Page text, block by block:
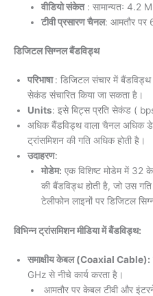
वीडियो संकेत: सामान्यतः 4.2
टीवी प्रसारण चैनल: आमतौर पर
डिजिटल सिग्नल बैंडविड्थ
परिभाषा: डिजिटल संचार में बैंडविड्थ
सेकंड संचारित किया जा सकता है।
Units: इसे बिट्स प्रति सेकंड (
अधिक बैंडविड्थ वाला चैनल अधिक
ट्रांसमिशन की गति अधिक होती है।
उदाहरण:
मोडेम: एक विशिष्ट मोडेम में 32
की बैंडविड्थ होती है, जो उस गति
टेलीफोन लाइनों पर डिजिटल
विभिन्न ट्रांसमिशन मीडिया में बैंडविड्थ:
समाक्षीय केबल (Coaxial Cable):
GHz से नीचे कार्य करता है।
आमतौर पर केबल टीवी और